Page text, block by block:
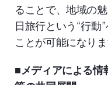
ることで、地域の
日旅行という“行動
ことが可能になりま
■メディアによる情